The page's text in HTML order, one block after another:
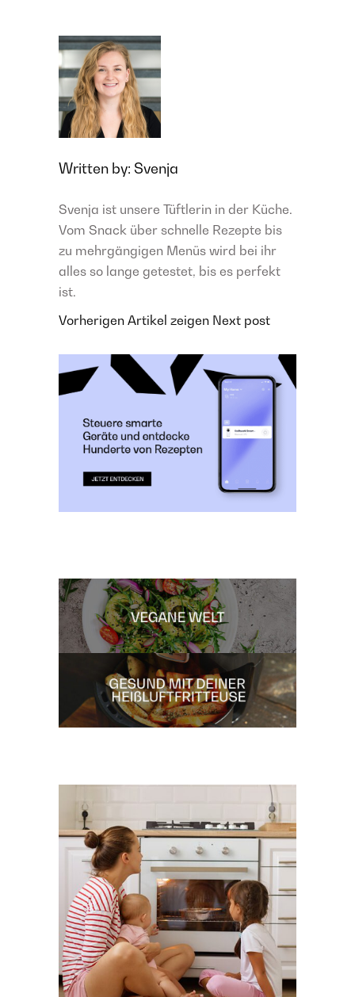
Written by: Svenja
Svenja ist unsere Tüftlerin in der Küche.
Vom Snack über schnelle Rezepte bis
zu mehrgängigen Menüs wird bei ihr
alles so lange getestet, bis es perfekt
ist.
Vorherigen Artikel zeigen Next post